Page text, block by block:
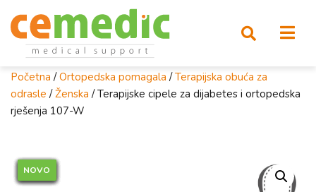
Početna /Ortopedska pomagala /Terapijska obuća za
odrasle /Ženska / Terapijske cipele za dijabetes i ortopedska
rješenja 107-W
NOVO
NOVO
NOVO
NOVO
NOVO
NOVO
NOVO
NOVO